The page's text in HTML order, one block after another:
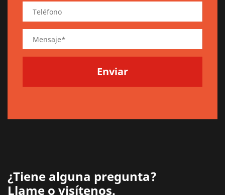
¿Tiene alguna pregunta?
Llame o visítenos.